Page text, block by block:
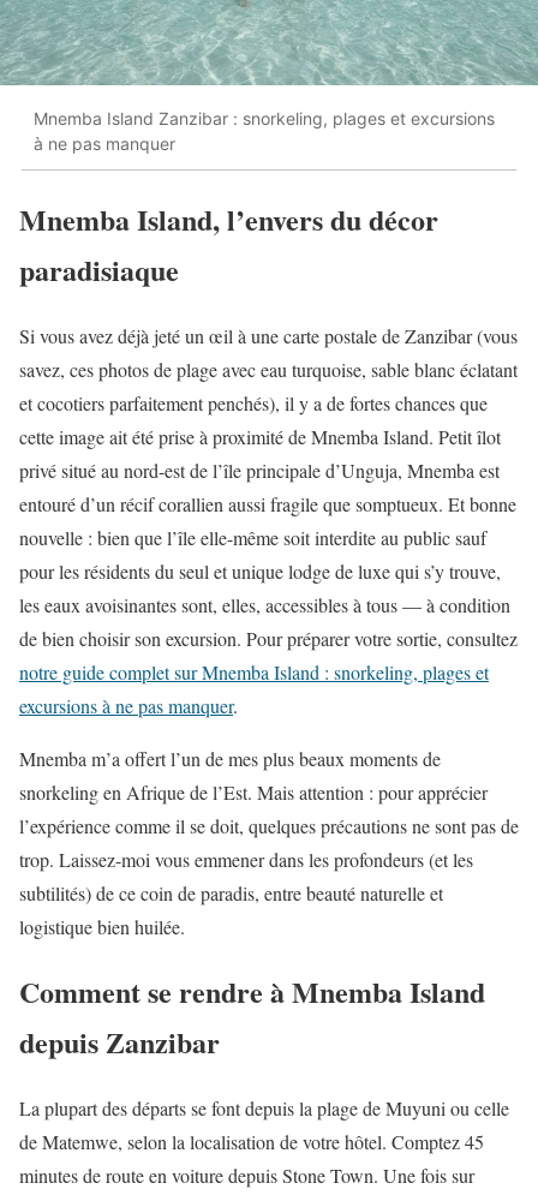
Mnemba Island Zanzibar : snorkeling, plages et excursions
à ne pas manquer
Mnemba Island, l’envers du décor
paradisiaque
Si vous avez déjà jeté un œil à une carte postale de Zanzibar (vous
savez, ces photos de plage avec eau turquoise, sable blanc éclatant
et cocotiers parfaitement penchés), il y a de fortes chances que
cette image ait été prise à proximité de Mnemba Island. Petit îlot
privé situé au nord-est de l’île principale d’Unguja, Mnemba est
entouré d’un récif corallien aussi fragile que somptueux. Et bonne
nouvelle : bien que l’île elle-même soit interdite au public sauf
pour les résidents du seul et unique lodge de luxe qui s’y trouve,
les eaux avoisinantes sont, elles, accessibles à tous — à condition
de bien choisir son excursion. Pour préparer votre sortie, consultez
notre guide complet sur Mnemba Island : snorkeling, plages et
excursions à ne pas manquer.
Mnemba m’a offert l’un de mes plus beaux moments de
snorkeling en Afrique de l’Est. Mais attention : pour apprécier
l’expérience comme il se doit, quelques précautions ne sont pas de
trop. Laissez-moi vous emmener dans les profondeurs (et les
subtilités) de ce coin de paradis, entre beauté naturelle et
logistique bien huilée.
Comment se rendre à Mnemba Island
depuis Zanzibar
La plupart des départs se font depuis la plage de Muyuni ou celle
de Matemwe, selon la localisation de votre hôtel. Comptez 45
minutes de route en voiture depuis Stone Town. Une fois sur